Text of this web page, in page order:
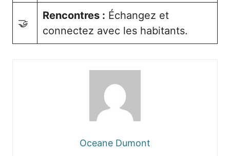
🤝
Rencontres : Échangez et
connectez avec les habitants.
Oceane Dumont